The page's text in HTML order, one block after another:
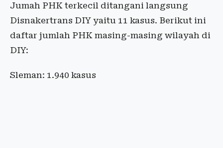
Jumah PHK terkecil ditangani langsung
Disnakertrans DIY yaitu 11 kasus. Berikut ini
daftar jumlah PHK masing-masing wilayah di
DIY:
Sleman: 1.940 kasus